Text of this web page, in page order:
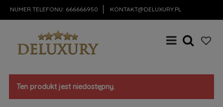
NUMER TELEFONU: 666666950 KONTAKT@DELUXURY.PL
Ten produkt jest niedostępny.